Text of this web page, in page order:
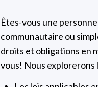
Êtes-vous une
communautaire ou
droits et obligations en
vous! Nous explorerons